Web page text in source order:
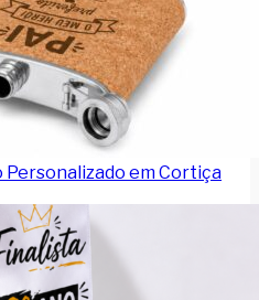
Personalizado em Cortiça